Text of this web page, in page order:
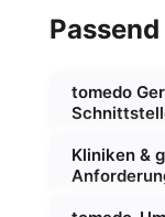
tomedo
Kliniken &